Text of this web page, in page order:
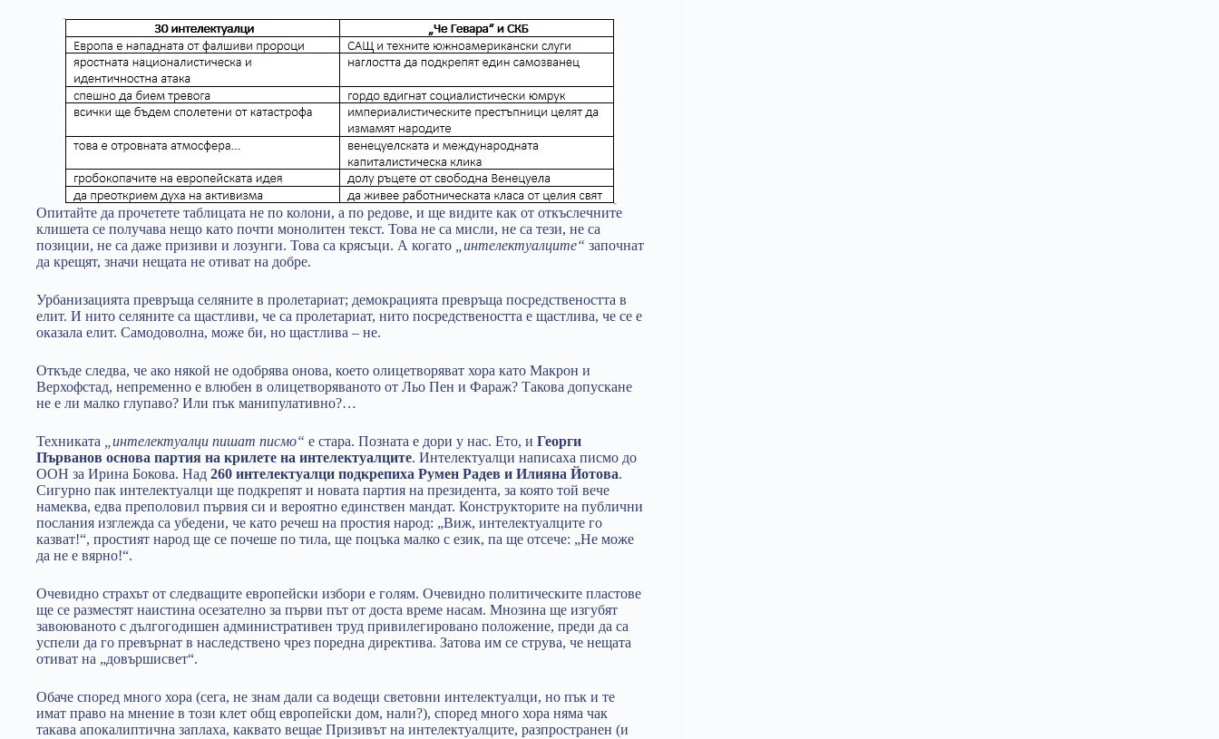
Опитайте да прочетете таблицата не по колони, а по редове, и ще видите как от откъслечните
клишета се получава нещо като почти монолитен текст. Това не са мисли, не са тези, не са
позиции, не са даже призиви и лозунги. Това са крясъци. А когато
„интелектуалците“ започнат
да крещят, значи нещата не отиват на добре.
Урбанизацията превръща селяните в пролетариат; демокрацията превръща посредствеността в
елит. И нито селяните са щастливи, че са пролетариат, нито посредствеността е щастлива, че се е
оказала елит. Самодоволна, може би, но щастлива – не.
Откъде следва, че ако някой не одобрява онова, което олицетворяват хора като Макрон и
Верхофстад, непременно е влюбен в олицетворяваното от Льо Пен и Фараж? Такова допускане
не е ли малко глупаво? Или пък манипулативно?…
Техниката „интелектуалци пишат писмо“ е стара. Позната е дори у нас. Ето, и Георги
Първанов основа партия на крилете на интелектуалците. Интелектуалци написаха писмо до
ООН за Ирина Бокова. Над 260 интелектуалци подкрепиха Румен Радев и Илияна Йотова.
Сигурно пак интелектуалци ще подкрепят и новата партия на президента, за която той вече
намеква, едва преполовил първия си и вероятно единствен мандат. Конструкторите на публични
послания изглежда са убедени, че като речеш на простия народ: „Виж, интелектуалците го
казват!“, простият народ ще се почеше по тила, ще поцъка малко с език, па ще отсече: „Не може
да не е вярно!“.
Очевидно страхът от следващите европейски избори е голям. Очевидно политическите пластове
ще се разместят наистина осезателно за първи път от доста време насам. Мнозина ще изгубят
завоюваното с дългогодишен административен труд привилегировано положение, преди да са
успели да го превърнат в наследствено чрез поредна директива. Затова им се струва, че нещата
отиват на „довършисвет“.
Обаче според много хора (сега, не знам дали са водещи световни интелектуалци, но пък и те
имат право на мнение в този клет общ европейски дом, нали?), според много хора няма чак
такава апокалиптична заплаха, каквато вещае Призивът на интелектуалците, разпространен (и